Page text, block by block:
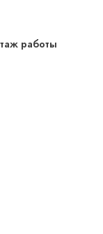
работы